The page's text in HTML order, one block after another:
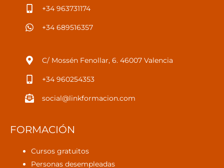
+34 963731174
+34 689516357
C/ Mossén Fenollar, 6. 46007 Valencia
+34 960254353
social@linkformacion.com
FORMACIÓN
Cursos gratuitos
Personas desempleadas